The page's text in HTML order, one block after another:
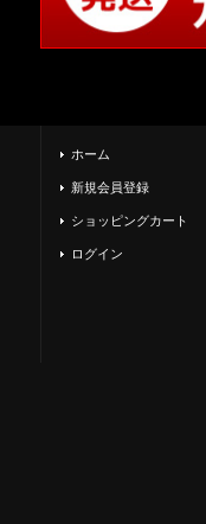
ホーム
新規会員登録
ショッピングカート
ログイン